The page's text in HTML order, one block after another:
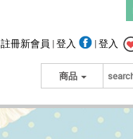
註冊新會員 |登入 |登入
商品